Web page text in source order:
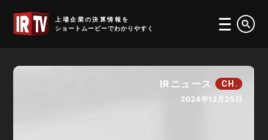
上場企業の決算情報を
ショートムービーでわかりやすく
IRニュース CH.
2024年12月25日